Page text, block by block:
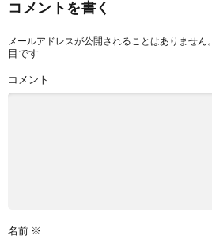
コメントを書く
メールアドレスが公開されることはありません。
目です
コメント
名前 ※